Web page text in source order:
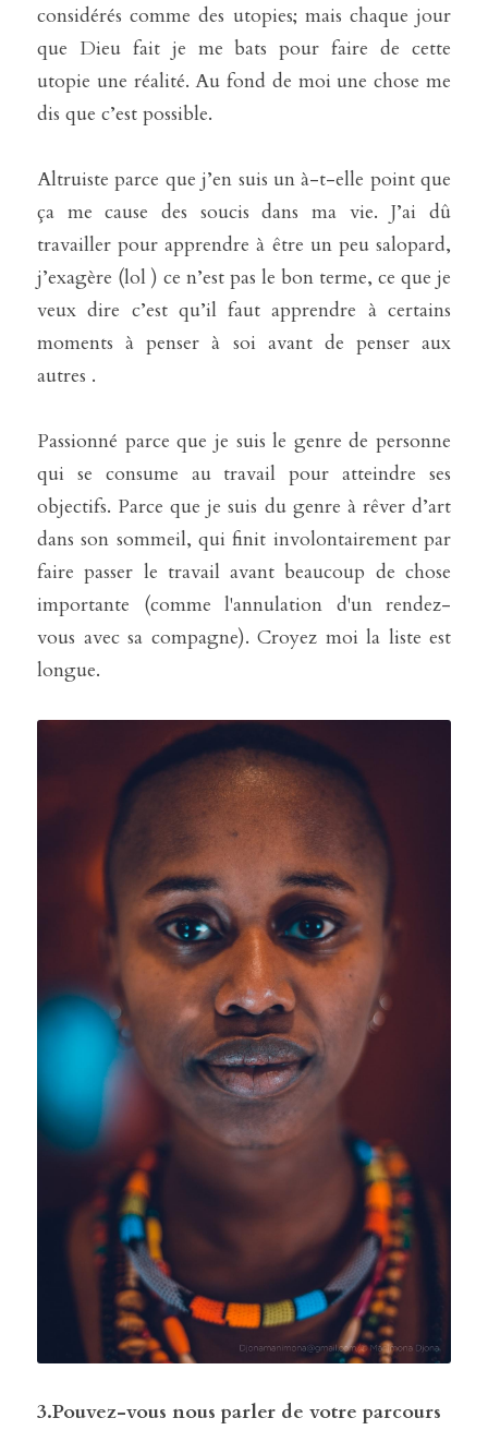
considérés comme des utopies; mais chaque jour
que Dieu fait je me bats pour faire de cette
utopie une réalité. Au fond de moi une chose me
dis que c’est possible.
Altruiste parce que j’en suis un à-t-elle point que
ça me cause des soucis dans ma vie. J’ai dû
travailler pour apprendre à être un peu salopard,
j’exagère (lol ) ce n’est pas le bon terme, ce que je
veux dire c’est qu’il faut apprendre à certains
moments à penser à soi avant de penser aux
autres .
Passionné parce que je suis le genre de personne
qui se consume au travail pour atteindre ses
objectifs. Parce que je suis du genre à rêver d’art
dans son sommeil, qui finit involontairement par
faire passer le travail avant beaucoup de chose
importante (comme l'annulation d'un rendez-
vous avec sa compagne). Croyez moi la liste est
longue.
3.Pouvez-vous nous parler de votre parcours